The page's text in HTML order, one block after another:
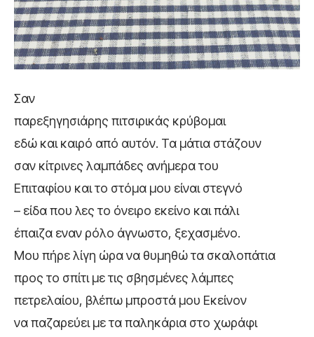
Σαν
παρεξηγησιάρης πιτσιρικάς κρύβομαι
εδώ και καιρό από αυτόν. Τα μάτια στάζουν
σαν κίτρινες λαμπάδες ανήμερα του
Επιταφίου και το στόμα μου είναι στεγνό
– είδα που λες το όνειρο εκείνο και πάλι
έπαιζα εναν ρόλο άγνωστο, ξεχασμένο.
Μου πήρε λίγη ώρα να θυμηθώ τα σκαλοπάτια
προς το σπίτι με τις σβησμένες λάμπες
πετρελαίου, βλέπω μπροστά μου Εκείνον
να παζαρεύει με τα παληκάρια στο χωράφι